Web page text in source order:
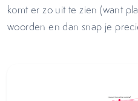
komt er zo uit te zien (want
woorden en dan snap je